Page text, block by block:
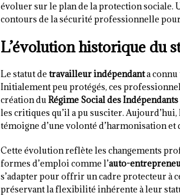
évoluer sur le plan de la protection
contours de la sécurité professionnelle
L’évolution historique du
Le statut de travailleur indépendanta connu
Initialement peu protégés, ces
création duRégime Social des Indépendants
les critiques qu’il a pu susciter.
témoigne d’une volonté d’harmonisation
Cette évolution reflète les changements
formes d’emploi comme l’auto-
s’adapter pour offrir un cadre protecteur à
préservant la flexibilité inhérente à leur